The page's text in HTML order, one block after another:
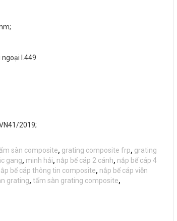
I.449
2019;
sàn composite, grating composite frp, grating
gang, minh hải, nắp bể cáp 2 cánh, nắp bể cáp 4
bể cáp thông tin composite, nắp bể cáp viễn
grating, tấm sàn grating composite,